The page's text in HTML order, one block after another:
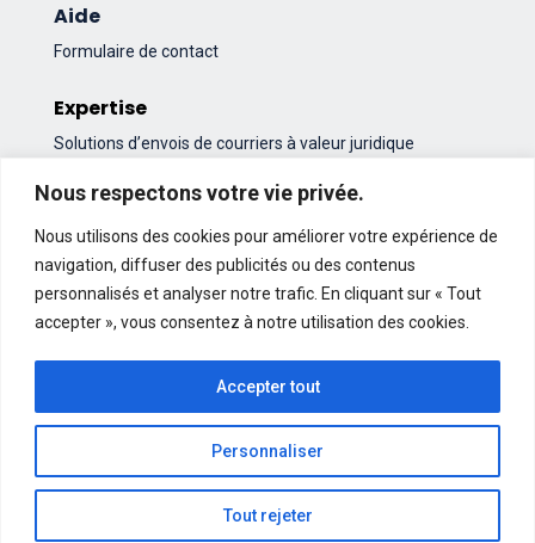
Nous respectons votre vie privée.
Nous utilisons des cookies pour améliorer votre expérience de
navigation, diffuser des publicités ou des contenus
personnalisés et analyser notre trafic. En cliquant sur « Tout
accepter », vous consentez à notre utilisation des cookies.
Personnaliser
Tout rejeter
Accepter tout
Aide
Formulaire de contact
Expertise
Solutions d’envois de courriers à valeur juridique
Actualités du secteur syndic de copropriété
À propos ATHOME
Politique de confidentialité